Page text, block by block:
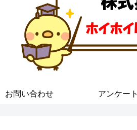
お問い合わせ アンケート